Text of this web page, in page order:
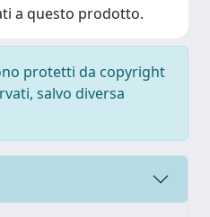
a questo prodotto.
protetti da copyright
salvo diversa